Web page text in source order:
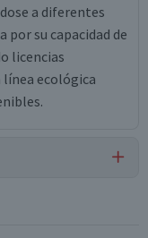
a diferentes
por su capacidad de
licencias
ecológica